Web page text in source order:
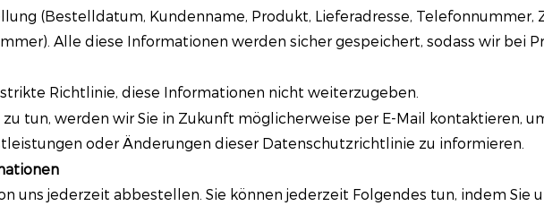
(Bestelldatum, Kundenname, Produkt, Lieferadresse, Telefonnummer,
Alle diese Informationen werden sicher gespeichert, sodass wir bei
Richtlinie, diese Informationen nicht weiterzugeben.
tun, werden wir Sie in Zukunft möglicherweise per E-Mail kontaktieren,
oder Änderungen dieser Datenschutzrichtlinie zu informieren.
uns jederzeit abbestellen. Sie können jederzeit Folgendes tun, indem Sie